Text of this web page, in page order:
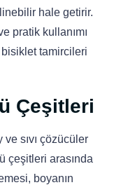
hale getirir.
pratik kullanımı
bisiklet tamircileri
Çeşitleri
sıvı çözücüler
çeşitleri arasında
boyanın